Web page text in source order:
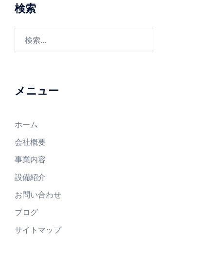
ー
シ
ョ
検索
メニュー
ホーム
会社概要
事業内容
設備紹介
お問い合わせ
ブログ
サイトマップ